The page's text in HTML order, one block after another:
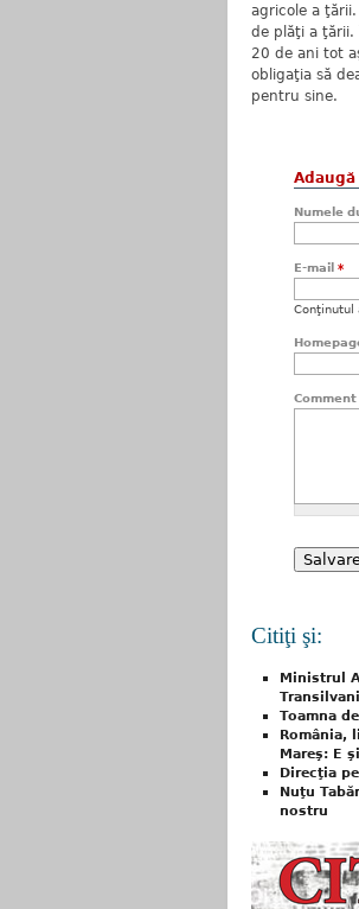
agricole a
de plăţi a
20 de ani tot
obligaţia să
pentru sine.
Numele
E-mail *
Conţinutul
Comment
Citiţi şi:
Ministrul
Toamna
România,
Mareş: E
Direcţia
Nuţu
nostru